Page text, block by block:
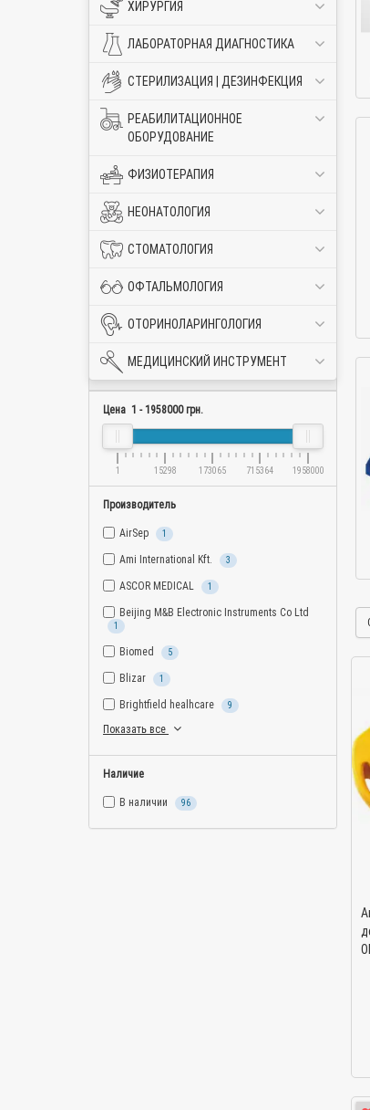
ХИРУРГИЯ
ЛАБОРАТОРНАЯ ДИАГНОСТИКА
СТЕРИЛИЗАЦИЯ | ДЕЗИНФЕКЦИЯ
РЕАБИЛИТАЦИОННОЕ
ОБОРУДОВАНИЕ
ФИЗИОТЕРАПИЯ
НЕОНАТОЛОГИЯ
СТОМАТОЛОГИЯ
ОФТАЛЬМОЛОГИЯ
ОТОРИНОЛАРИНГОЛОГИЯ
МЕДИЦИНСКИЙ ИНСТРУМЕНТ
Параметры
Цена 1 - 1958000грн.
1 15298 173065 715364 1958000
Производитель
AirSep 1
Ami International Kft. 3
ASCOR MEDICAL 1
Beijing M&B Electronic Instruments Co Ltd
1
Biomed 5
Blizar 1
Brightfield healhcare 9
Показать все
Наличие
В наличии 96